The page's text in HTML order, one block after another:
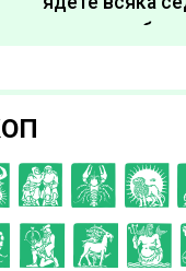
за да подобрите
EFG
K L A